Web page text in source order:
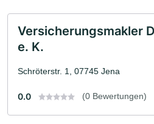
Versicherungsmakler
e. K.
Schröterstr. 1, 07745 Jena
0.0 (0 Bewertungen)